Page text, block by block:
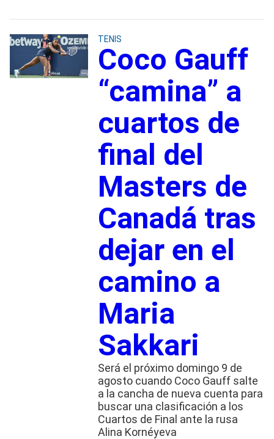
TENIS
Coco Gauff
“camina” a
cuartos de
final del
Masters de
Canadá tras
dejar en el
camino a
Maria
Sakkari
Será el próximo domingo 9 de
agosto cuando Coco Gauff salte
a la cancha de nueva cuenta para
buscar una clasificación a los
Cuartos de Final ante la rusa
Alina Kornéyeva